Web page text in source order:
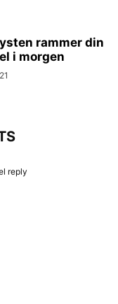
rammer din
i morgen
reply